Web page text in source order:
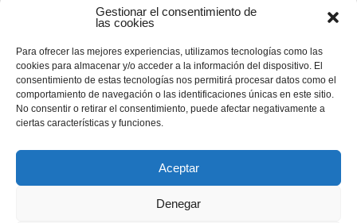
Gestionar el consentimiento de
las cookies
Para ofrecer las mejores experiencias, utilizamos tecnologías como las
cookies para almacenar y/o acceder a la información del dispositivo. El
consentimiento de estas tecnologías nos permitirá procesar datos como el
comportamiento de navegación o las identificaciones únicas en este sitio.
No consentir o retirar el consentimiento, puede afectar negativamente a
ciertas características y funciones.
Aceptar
Denegar
La Revista SMX 59 hace
balance del primer curso de
'Somos Uno'
balance del primer curso de la Campaña
inspectorial Somos Uno, marcada...